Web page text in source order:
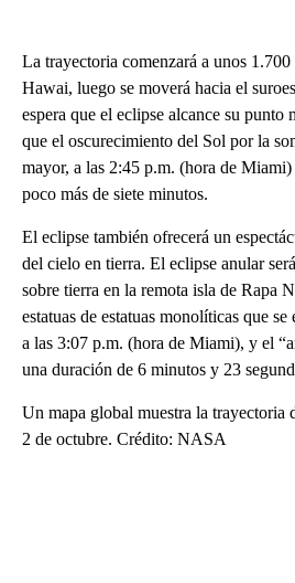
La trayectoria comenzará a unos
Hawai, luego se moverá hacia el
espera que el eclipse alcance su
que el oscurecimiento del Sol por la
mayor, a las 2:45 p.m. (hora de
poco más de siete minutos.
El eclipse también ofrecerá un
del cielo en tierra. El eclipse anular
sobre tierra en la remota isla de Rapa
estatuas de estatuas monolíticas que
a las 3:07 p.m. (hora de Miami), y el
una duración de 6 minutos y 23
Un mapa global muestra la trayectoria
2 de octubre. Crédito: NASA